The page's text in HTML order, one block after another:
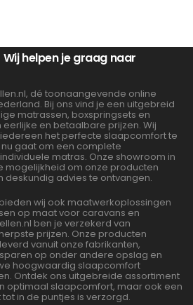
helpen je graag naar
dé toonaangevende online
Bij ons vind je een uitgebreid
matrassen, boxspringsets en
en betaalbare prijzen. Wij
het perfecte slaapcomfort te
gaat om een complete
matras. Onze showroom in
mogelijkheid om onze producten
deskundig advies te ontvangen.
wij ook maatwerkoplossingen
op maat voor caravans en
ben je verzekerd van
prijzen. Onze producten
vanuit onze fabrikanten,
op onder andere opslag en
hoogwaardig slaapcomfort
Ontdek ons uitgebreide assortiment
optimaal slaapcomfort, maar ook een
in de puntjes is verzorgd.